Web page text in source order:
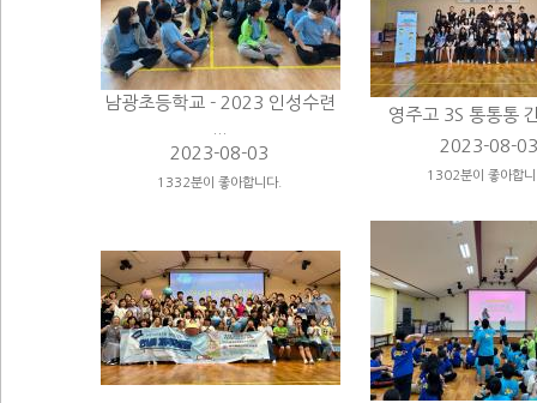
남광초등학교 - 2023 인성수련
2023-08-03
1332분이 좋아합니다.
영주고 3S 통통통
2023-08-
1302분이 좋아합